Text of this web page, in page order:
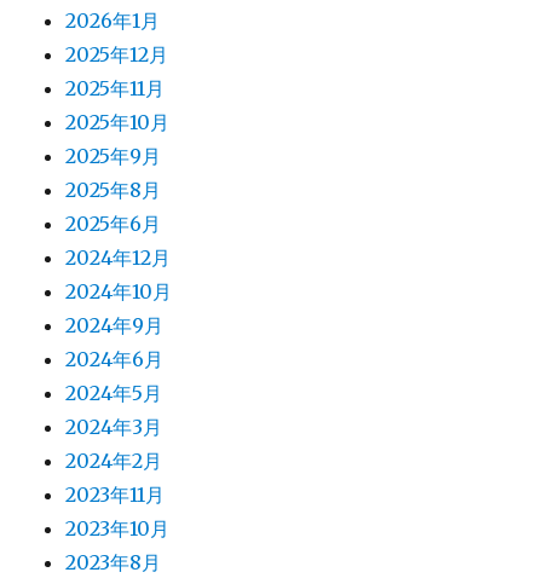
2026年1月
2025年12月
2025年11月
2025年10月
2025年9月
2025年8月
2025年6月
2024年12月
2024年10月
2024年9月
2024年6月
2024年5月
2024年3月
2024年2月
2023年11月
2023年10月
2023年8月